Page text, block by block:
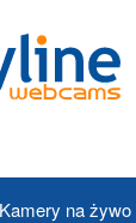
Kamery na żywo